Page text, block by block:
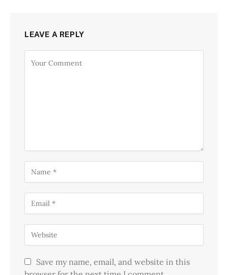
LEAVE A REPLY
Save my name, email, and website in this